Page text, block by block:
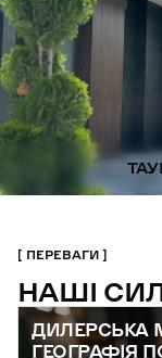
ПЕРЕВАГИ
НАШІ
ДИЛЕРСЬКА
ГЕОГРАФІЯ